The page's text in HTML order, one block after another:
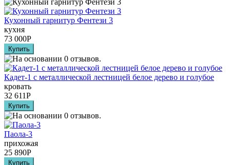
Кухонный гарнитур Фентези 3
кухня
73 000Р
Кадет-1 с металлической лестницей белое дерево и голубое
кровать
32 611Р
Паола-3
прихожая
25 890Р